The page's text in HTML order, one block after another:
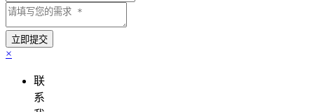
×
联
系